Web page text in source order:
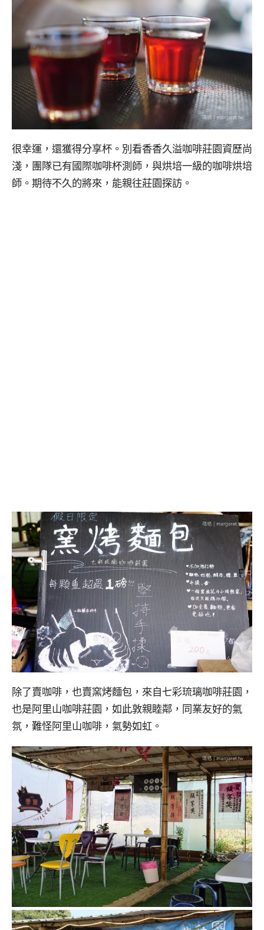
很幸運，還獲得分享杯。別看香香久溢咖啡莊園資歷尚
淺，團隊已有國際咖啡杯測師，與烘培一級的咖啡烘培
師。期待不久的將來，能親往莊園探訪。
除了賣咖啡，也賣窯烤麵包，來自七彩琉璃咖啡莊園，
也是阿里山咖啡莊園，如此敦親睦鄰，同業友好的氣
氛，難怪阿里山咖啡，氣勢如虹。